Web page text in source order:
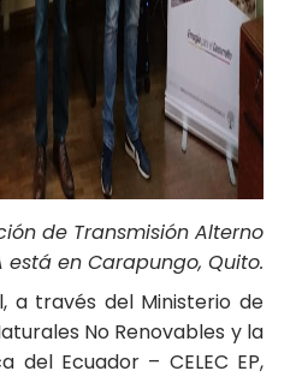
de Transmisión Alterno
está en Carapungo, Quito.
a través del Ministerio de
No Renovables y la
del Ecuador – CELEC EP,